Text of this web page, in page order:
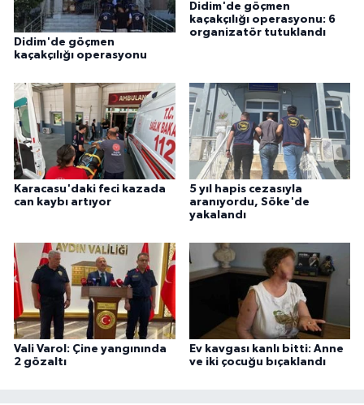
Didim'de göçmen
kaçakçılığı operasyonu
Didim'de göçmen
kaçakçılığı operasyonu: 6
organizatör tutuklandı
Karacasu'daki feci kazada
can kaybı artıyor
5 yıl hapis cezasıyla
aranıyordu, Söke'de
yakalandı
Vali Varol: Çine yangınında
2 gözaltı
Ev kavgası kanlı bitti: Anne
ve iki çocuğu bıçaklandı